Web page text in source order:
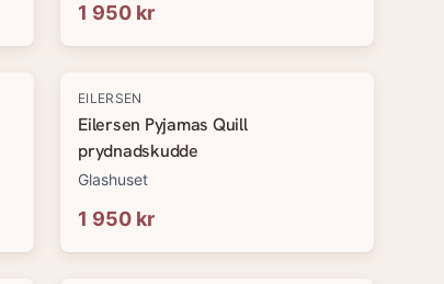
1 950 kr
EILERSEN
Eilersen Pyjamas Quill
prydnadskudde
Glashuset
1 950 kr